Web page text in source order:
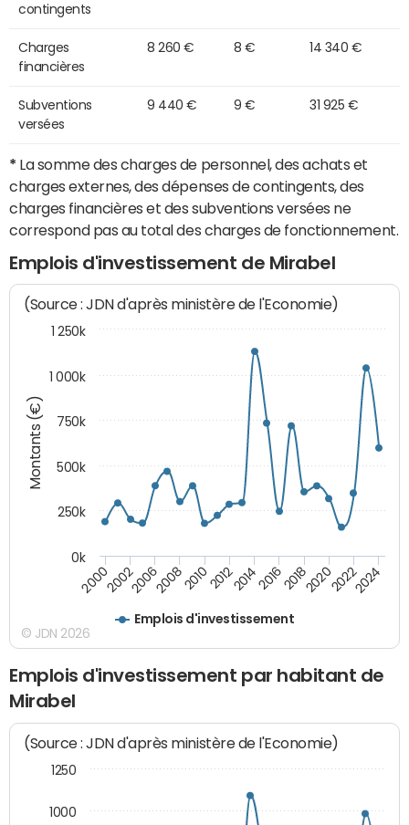
contingents
Charges
financières
8 260 € 8 € 14 340 €
Subventions
versées
9 440 € 9 € 31 925 €
* La somme des charges de personnel, des achats et
charges externes, des dépenses de contingents, des
charges financières et des subventions versées ne
correspond pas au total des charges de fonctionnement.
Emplois d'investissement de Mirabel
Montants (€)
(Source : JDN d'après ministère de l'Economie)
Emplois d'investissement
200020022006200820102012201420162018202020222024
0k
250k
500k
750k
1 000k
1 250k
© JDN 2026
Emplois d'investissement par habitant de
Mirabel
(Source : JDN d'après ministère de l'Economie)
1000
1250